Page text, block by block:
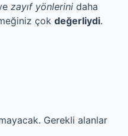
zayıf yönlerini daha
çok değerliydi.
Gerekli alanlar